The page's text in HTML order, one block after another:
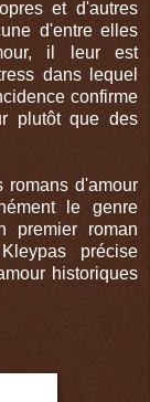
et d'autres
d'entre elles
il leur est
dans lequel
confirme
plutôt que des
romans d'amour
le genre
premier roman
précise
historiques